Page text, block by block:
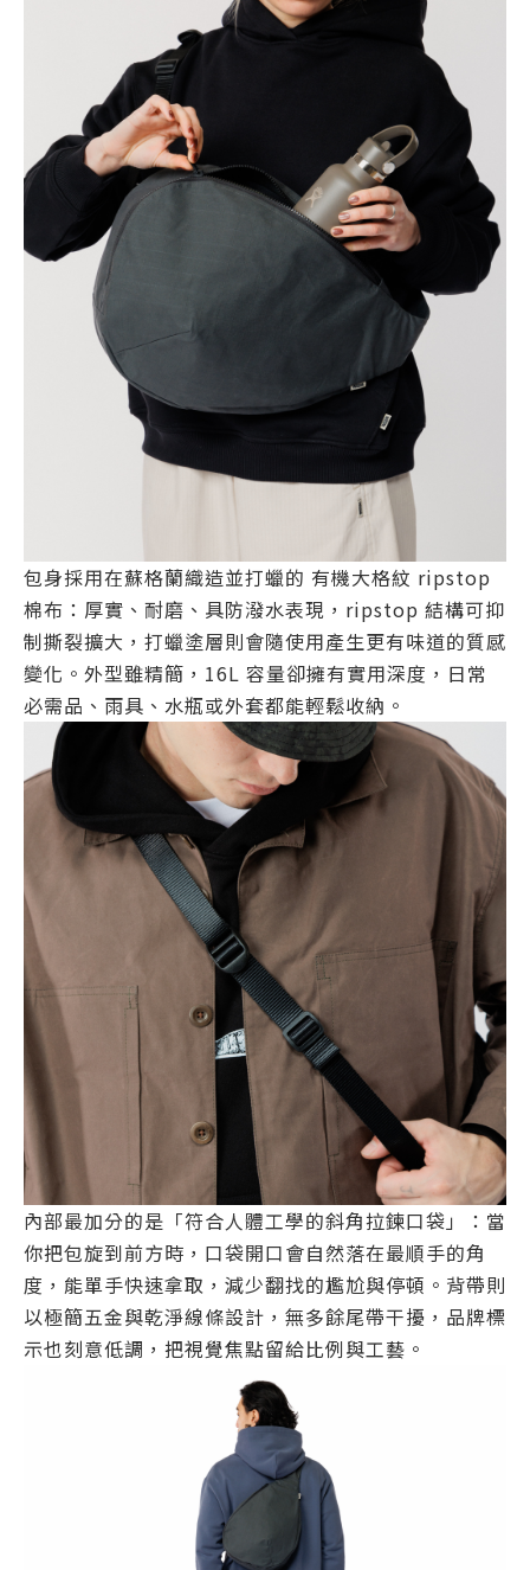
包身採用在蘇格蘭織造並打蠟的 有機大格紋 ripstop
棉布：厚實、耐磨、具防潑水表現，ripstop 結構可抑
制撕裂擴大，打蠟塗層則會隨使用產生更有味道的質感
變化。外型雖精簡，16L 容量卻擁有實用深度，日常
必需品、雨具、水瓶或外套都能輕鬆收納。
內部最加分的是「符合人體工學的斜角拉鍊口袋」：當
你把包旋到前方時，口袋開口會自然落在最順手的角
度，能單手快速拿取，減少翻找的尷尬與停頓。背帶則
以極簡五金與乾淨線條設計，無多餘尾帶干擾，品牌標
示也刻意低調，把視覺焦點留給比例與工藝。